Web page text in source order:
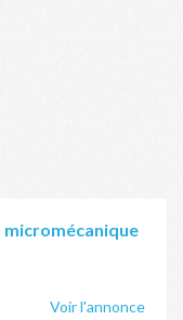
Voir l'annonce